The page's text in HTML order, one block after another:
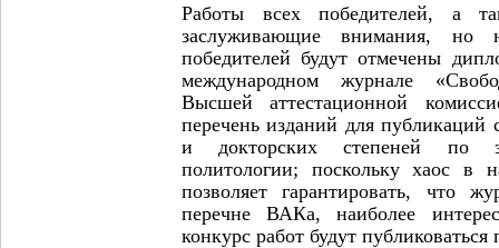
Работы всех победителей, а
заслуживающие внимания,
победителей будут отмечены
международном журнале
Высшей аттестационной
перечень изданий для публикаций
и докторских степеней по
политологии; поскольку хаос в
позволяет гарантировать, что
перечне ВАКа, наиболее
конкурс работ будут